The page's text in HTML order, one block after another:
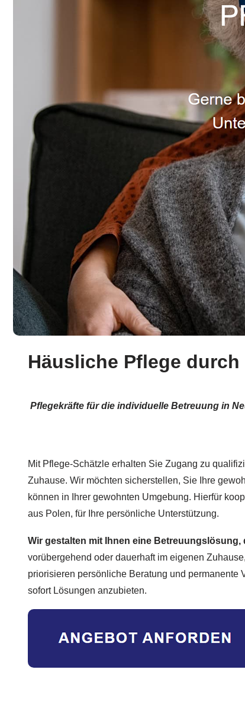
Häusliche Pflege
Pflegekräfte für die individuelle Betreuung in
Mit Pflege-Schätzle erhalten Sie Zugang zu
Zuhause. Wir möchten sicherstellen, Sie Ihre
können in Ihrer gewohnten Umgebung. Hierfür
aus Polen, für Ihre persönliche Unterstützung.
Wir gestalten mit Ihnen eine Betreuungslösung,
vorübergehend oder dauerhaft im eigenen
priorisieren persönliche Beratung und permanente
sofort Lösungen anzubieten.